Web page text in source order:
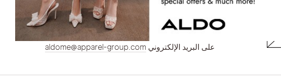
بحاجة الى مساعدة في شيء أكثر تحديداً ؟
على البريد الإلكتروني aldome@apparel-group.com